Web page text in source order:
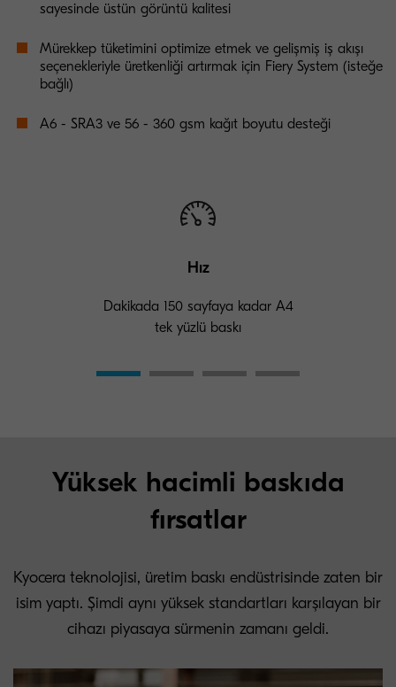
sayesinde üstün görüntü kalitesi
Mürekkep tüketimini optimize etmek ve gelişmiş iş akışı
seçenekleriyle üretkenliği artırmak için Fiery System (isteğe
bağlı)
A6 - SRA3 ve 56 - 360 gsm kağıt boyutu desteği
Hız
Dakikada 150 sayfaya kadar A4
tek yüzlü baskı
Yüksek hacimli baskıda
fırsatlar
Kyocera teknolojisi, üretim baskı endüstrisinde zaten bir
isim yaptı. Şimdi aynı yüksek standartları karşılayan bir
cihazı piyasaya sürmenin zamanı geldi.